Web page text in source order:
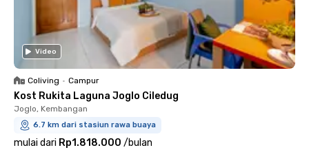
Video
Coliving • Campur
Kost Rukita Laguna Joglo Ciledug
Joglo, Kembangan
6.7 km dari stasiun rawa buaya
mulai dari Rp1.818.000 /bulan